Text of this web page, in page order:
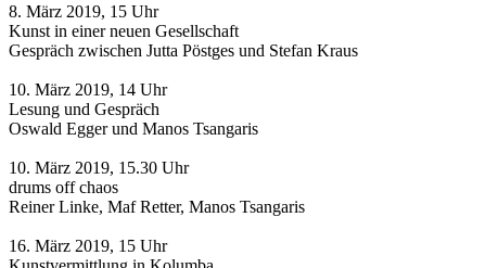
8. März 2019, 15 Uhr
Kunst in einer neuen Gesellschaft
Gespräch zwischen Jutta Pöstges und Stefan Kraus
10. März 2019, 14 Uhr
Lesung und Gespräch
Oswald Egger und Manos Tsangaris
10. März 2019, 15.30 Uhr
drums off chaos
Reiner Linke, Maf Retter, Manos Tsangaris
16. März 2019, 15 Uhr